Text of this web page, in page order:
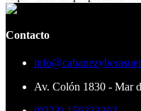
Contacto
Av. Colón 1830 - Mar